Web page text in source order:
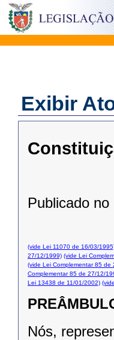
Exibir
Publicado
(vide Lei 11070 de 16/03/
27/12/1999) (vide Lei
(vide Lei Complementar 85 de
Complementar 85 de 27/12/
Lei 13438 de 11/01/2002)
Nós,